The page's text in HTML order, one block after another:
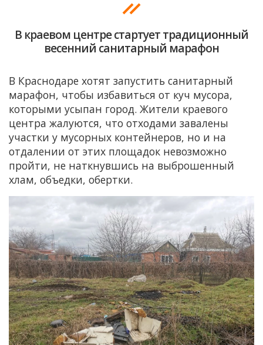
В краевом центре стартует традиционный
весенний санитарный марафон
В Краснодаре хотят запустить санитарный
марафон, чтобы избавиться от куч мусора,
которыми усыпан город. Жители краевого
центра жалуются, что отходами завалены
участки у мусорных контейнеров, но и на
отдалении от этих площадок невозможно
пройти, не наткнувшись на выброшенный
хлам, объедки, обертки.